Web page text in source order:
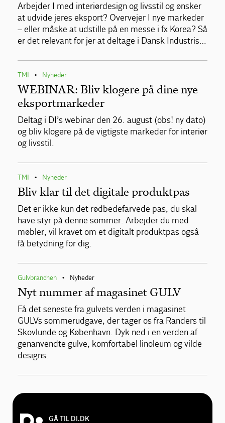
Arbejder I med interiørdesign og livsstil og ønsker
at udvide jeres eksport? Overvejer I nye markeder
– eller måske at udstille på en messe i fx Korea? Så
er det relevant for jer at deltage i Dansk Industris…
TMI • Nyheder
WEBINAR: Bliv klogere på dine nye
eksportmarkeder
Deltag i DI’s webinar den 26. august (obs! ny dato)
og bliv klogere på de vigtigste markeder for interiør
og livsstil.
TMI • Nyheder
Bliv klar til det digitale produktpas
Det er ikke kun det rødbedefarvede pas, du skal
have styr på denne sommer. Arbejder du med
møbler, vil kravet om et digitalt produktpas også
få betydning for dig.
Gulvbranchen • Nyheder
Nyt nummer af magasinet GULV
Få det seneste fra gulvets verden i magasinet
GULVs sommerudgave, der tager os fra Randers til
Skovlunde og København. Dyk ned i en verden af
genanvendte gulve, komfortabel linoleum og vilde
designs.
GÅ TIL DI.DK